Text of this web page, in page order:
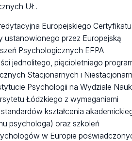
UŁ.
Europejskiego Certyfikatu
ustanowionego przez Europejską
Psychologicznych EFPA
jednolitego, pięcioletniego
Stacjonarnych i
Psychologii na Wydziale
Łódzkiego z wymaganiami
kształcenia
psychologa) oraz szkoleń
w Europie